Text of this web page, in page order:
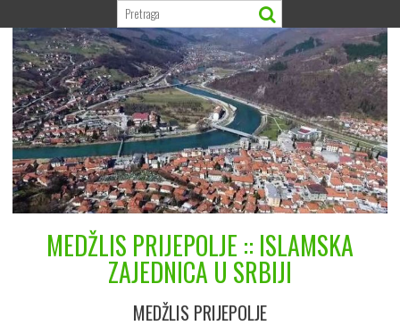
to
content
MEDŽLIS PRIJEPOLJE :: ISLAMSKA
ZAJEDNICA U SRBIJI
MEDŽLIS PRIJEPOLJE